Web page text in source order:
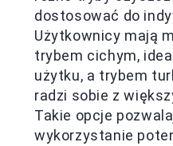
dostosować do
Użytkownicy mają
trybem cichym,
użytku, a trybem
radzi sobie z
Takie opcje
wykorzystanie